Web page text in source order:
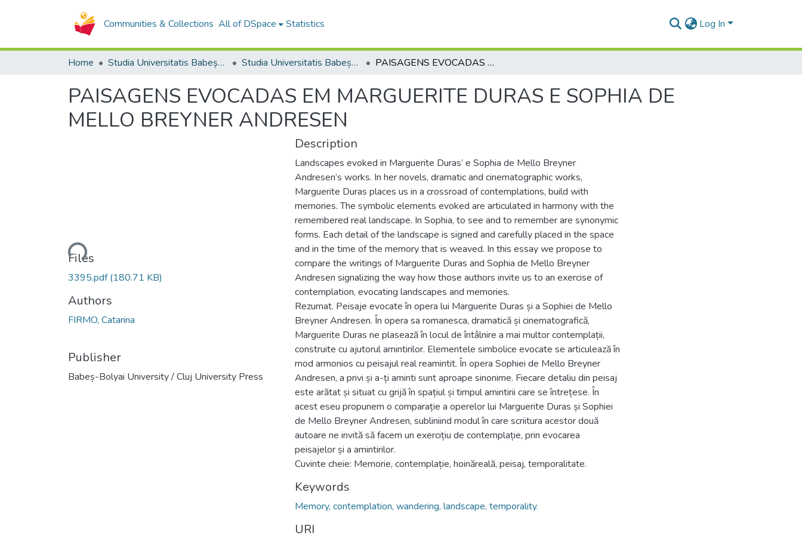
Communities & Collections All of DSpace Statistics Log In
Home Studia Universitatis Babeș-Bolyai Collection Studia Universitatis Babeș-Bolyai Philologia PAISAGENS EVOCADAS EM MARGUERITE DURAS E SOPHIA DE MELLO BREYNER ANDRESEN
PAISAGENS EVOCADAS EM MARGUERITE DURAS E SOPHIA DE
MELLO BREYNER ANDRESEN
Loading...
Files
3395.pdf(180.71 KB)
Authors
FIRMO, Catarina
Publisher
Babeș-Bolyai University / Cluj University Press
Description
Landscapes evoked in Marguerite Duras’ e Sophia de Mello Breyner
Andresen’s works. In her novels, dramatic and cinematographic works,
Marguerite Duras places us in a crossroad of contemplations, build with
memories. The symbolic elements evoked are articulated in harmony with the
remembered real landscape. In Sophia, to see and to remember are synonymic
forms. Each detail of the landscape is signed and carefully placed in the space
and in the time of the memory that is weaved. In this essay we propose to
compare the writings of Marguerite Duras and Sophia de Mello Breyner
Andresen signalizing the way how those authors invite us to an exercise of
contemplation, evocating landscapes and memories.
Rezumat. Peisaje evocate în opera lui Marguerite Duras și a Sophiei de Mello
Breyner Andresen. În opera sa romanesca, dramatică și cinematografică,
Marguerite Duras ne plasează în locul de întâlnire a mai multor contemplații,
construite cu ajutorul amintirilor. Elementele simbolice evocate se articulează în
mod armonios cu peisajul real reamintit. În opera Sophiei de Mello Breyner
Andresen, a privi și a-ți aminti sunt aproape sinonime. Fiecare detaliu din peisaj
este arătat și situat cu grijă în spațiul și timpul amintirii care se întrețese. În
acest eseu propunem o comparație a operelor lui Marguerite Duras și Sophiei
de Mello Breyner Andresen, subliniind modul în care scriitura acestor două
autoare ne invită să facem un exercițiu de contemplație, prin evocarea
peisajelor și a amintirilor.
Cuvinte cheie: Memorie, contemplație, hoinăreală, peisaj, temporalitate.
Keywords
Memory, contemplation, wandering, landscape, temporality.
URI